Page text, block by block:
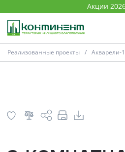
Акции
Реализованные проекты Акварели-1
План